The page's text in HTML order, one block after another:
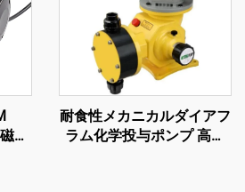
気
耐食性メカニカルダイアフ
ラム化学投与ポンプ 高性